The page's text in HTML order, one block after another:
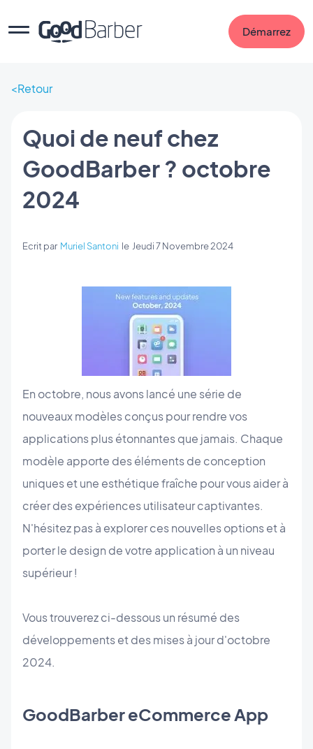
Démarrez
Retour
Quoi de neuf chez
GoodBarber ? octobre
2024
Ecrit par Muriel Santoni le Jeudi 7 Novembre 2024
En octobre, nous avons lancé une série de
nouveaux modèles conçus pour rendre vos
applications plus étonnantes que jamais. Chaque
modèle apporte des éléments de conception
uniques et une esthétique fraîche pour vous aider à
créer des expériences utilisateur captivantes.
N'hésitez pas à explorer ces nouvelles options et à
porter le design de votre application à un niveau
supérieur !
Vous trouverez ci-dessous un résumé des
développements et des mises à jour d'octobre
2024.
GoodBarber eCommerce App